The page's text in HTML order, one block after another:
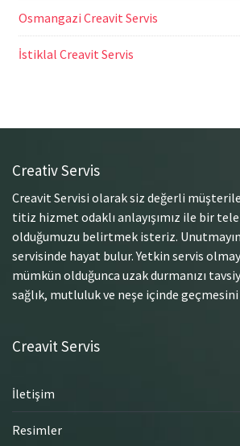
Osmangazi Creavit Servis
İstiklal Creavit Servis
Creativ Servis
Creavit Servisi olarak siz değerli
titiz hizmet odaklı anlayışımız ile bir
olduğumuzu belirtmek isteriz.
servisinde hayat bulur. Yetkin servis
mümkün olduğunca uzak durmanızı
sağlık, mutluluk ve neşe içinde
Creavit Servis
İletişim
Resimler